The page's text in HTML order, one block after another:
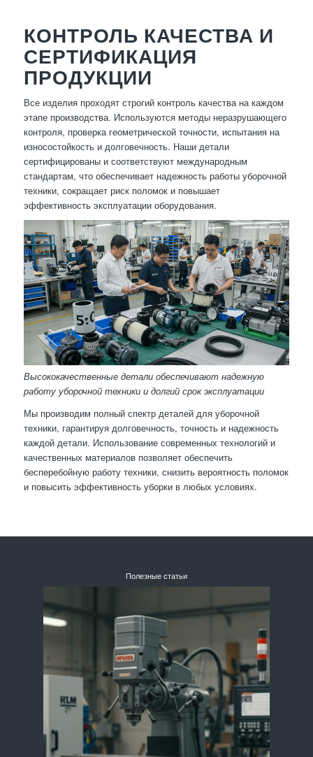
КОНТРОЛЬ КАЧЕСТВА И
СЕРТИФИКАЦИЯ
ПРОДУКЦИИ
Все изделия проходят строгий контроль качества на каждом
этапе производства. Используются методы неразрушающего
контроля, проверка геометрической точности, испытания на
износостойкость и долговечность. Наши детали
сертифицированы и соответствуют международным
стандартам, что обеспечивает надежность работы уборочной
техники, сокращает риск поломок и повышает
эффективность эксплуатации оборудования.
Высококачественные детали обеспечивают надежную
работу уборочной техники и долгий срок эксплуатации
Мы производим полный спектр деталей для уборочной
техники, гарантируя долговечность, точность и надежность
каждой детали. Использование современных технологий и
качественных материалов позволяет обеспечить
бесперебойную работу техники, снизить вероятность поломок
и повысить эффективность уборки в любых условиях.
Полезные статьи